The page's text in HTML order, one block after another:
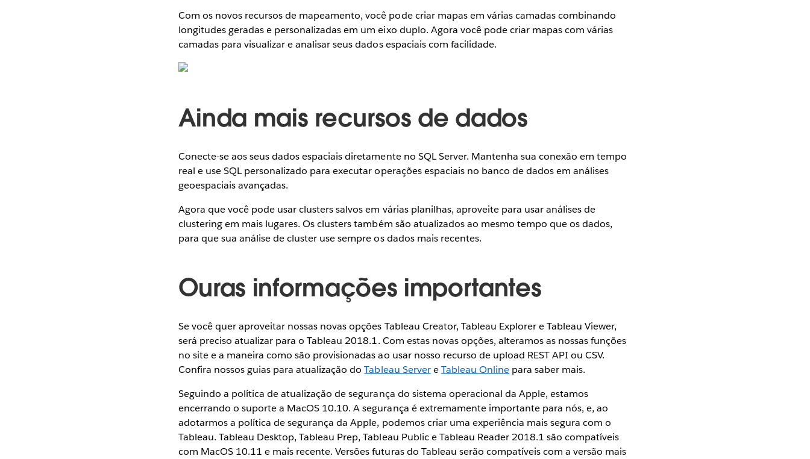
Com os novos recursos de mapeamento, você pode criar mapas em várias camadas combinando
longitudes geradas e personalizadas em um eixo duplo. Agora você pode criar mapas com várias
camadas para visualizar e analisar seus dados espaciais com facilidade.
Ainda mais recursos de dados
Conecte-se aos seus dados espaciais diretamente no SQL Server. Mantenha sua conexão em tempo
real e use SQL personalizado para executar operações espaciais no banco de dados em análises
geoespaciais avançadas.
Agora que você pode usar clusters salvos em várias planilhas, aproveite para usar análises de
clustering em mais lugares. Os clusters também são atualizados ao mesmo tempo que os dados,
para que sua análise de cluster use sempre os dados mais recentes.
Ouras informações importantes
Se você quer aproveitar nossas novas opções Tableau Creator, Tableau Explorer e Tableau Viewer,
será preciso atualizar para o Tableau 2018.1. Com estas novas opções, alteramos as nossas funções
no site e a maneira como são provisionadas ao usar nosso recurso de upload REST API ou CSV.
Confira nossos guias para atualização doTableau ServereTableau Online para saber mais.
Seguindo a política de atualização de segurança do sistema operacional da Apple, estamos
encerrando o suporte a MacOS 10.10. A segurança é extremamente importante para nós, e, ao
adotarmos a política de segurança da Apple, podemos criar uma experiência mais segura com o
Tableau. Tableau Desktop, Tableau Prep, Tableau Public e Tableau Reader 2018.1 são compatíveis
com MacOS 10.11 e mais recente. Versões futuras do Tableau serão compatíveis com a versão mais